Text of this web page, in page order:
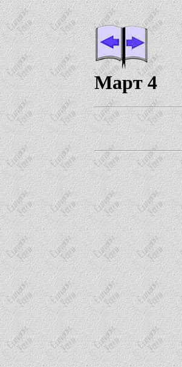
Март 4